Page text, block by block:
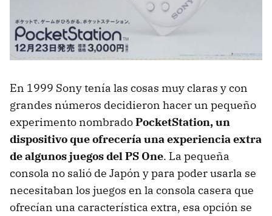
En 1999 Sony tenía las cosas muy claras y con
grandes números decidieron hacer un pequeño
experimento nombradoPocketStation, un
dispositivo que ofrecería una experiencia extra
de algunos juegos del PS One. La pequeña
consola no salió de Japón y para poder usarla se
necesitaban los juegos en la consola casera que
ofrecían una característica extra, esa opción se